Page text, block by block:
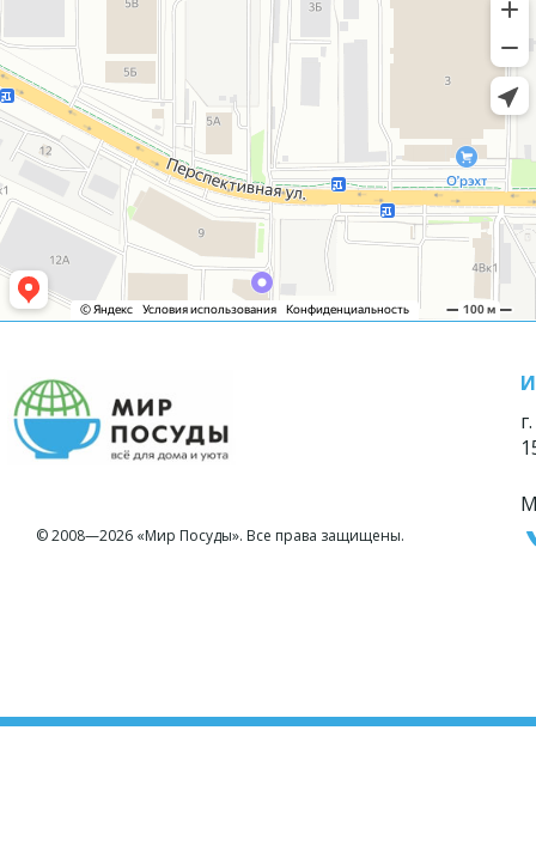
© 2008—2026 «Мир Посуды». Все права защищены.